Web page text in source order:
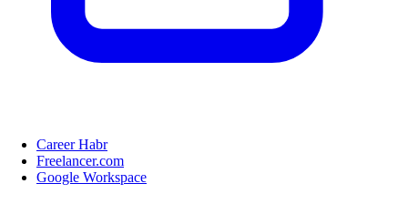
Career Habr
Freelancer.com
Google Workspace